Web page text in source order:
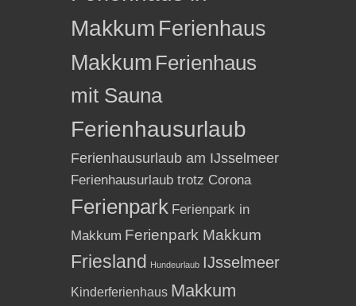
Makkum Ferienhaus
Makkum Ferienhaus
mit Sauna
Ferienhausurlaub
Ferienhausurlaub am IJsselmeer
Ferienhausurlaub trotz Corona
Ferienpark Ferienpark in
Makkum Ferienpark Makkum
Friesland Hundeurlaub IJsselmeer
Kinderferienhaus Makkum